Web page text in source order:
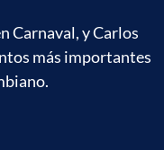
Carnaval, y Carlos
más importantes